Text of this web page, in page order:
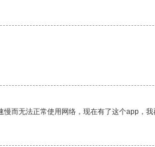
而无法正常使用网络，现在有了这个app，我